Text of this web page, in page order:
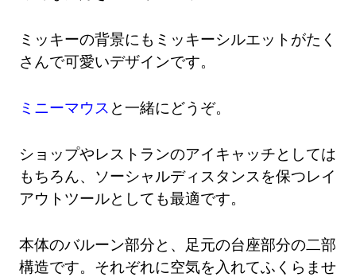
ミッキーの背景にもミッキーシルエットがたく
さんで可愛いデザインです。
ミニーマウス と一緒にどうぞ。
ショップやレストランのアイキャッチとしては
もちろん、ソーシャルディスタンスを保つレイ
アウトツールとしても最適です。
本体のバルーン部分と、足元の台座部分の二部
構造です。それぞれに空気を入れてふくらませ